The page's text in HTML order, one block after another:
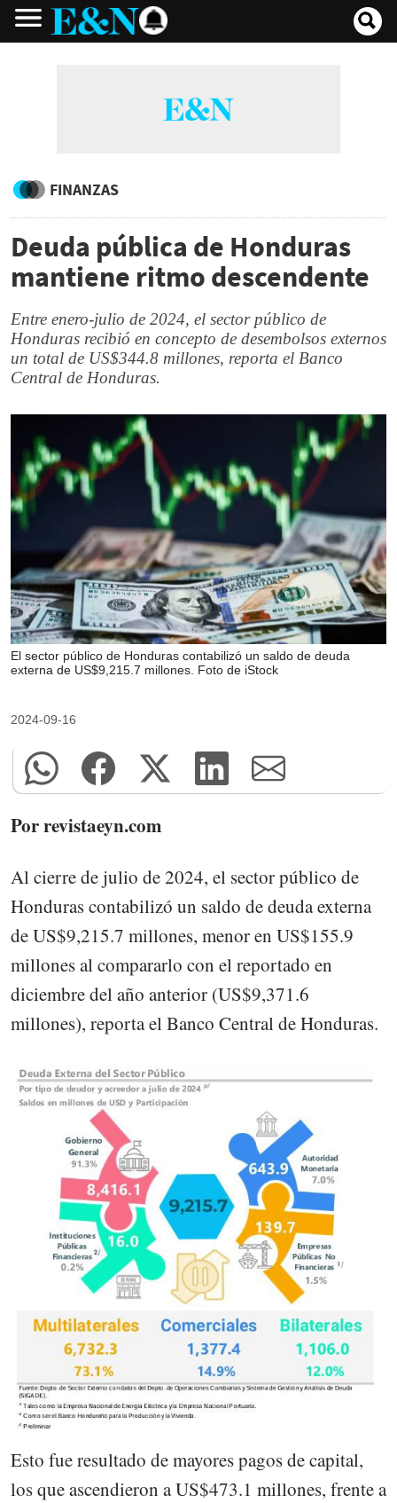
FINANZAS
Deuda pública de Honduras
mantiene ritmo descendente
Entre enero-julio de 2024, el sector público de
Honduras recibió en concepto de desembolsos externos
un total de US$344.8 millones, reporta el Banco
Central de Honduras.
El sector público de Honduras contabilizó un saldo de deuda
externa de US$9,215.7 millones. Foto de iStock
2024-09-16
Por revistaeyn.com
Al cierre de julio de 2024, el sector público de
Honduras contabilizó un saldo de deuda externa
de US$9,215.7 millones, menor en US$155.9
millones al compararlo con el reportado en
diciembre del año anterior (US$9,371.6
millones), reporta el Banco Central de Honduras.
Esto fue resultado de mayores pagos de capital,
los que ascendieron a US$473.1 millones, frente a